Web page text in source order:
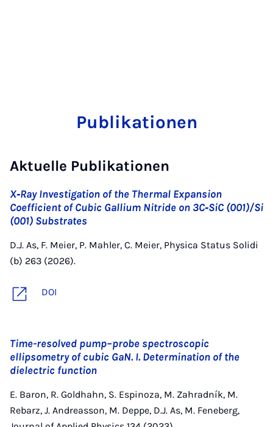
Publikationen
Aktuelle Publikationen
X‐Ray Investigation of the Thermal Expansion
Coefficient of Cubic Gallium Nitride on 3C‐SiC (001)/Si
(001) Substrates
D.J. As, F. Meier, P. Mahler, C. Meier, Physica Status Solidi
(b) 263 (2026).
DOI
Time-resolved pump–probe spectroscopic
ellipsometry of cubic GaN. I. Determination of the
dielectric function
E. Baron, R. Goldhahn, S. Espinoza, M. Zahradník, M.
Rebarz, J. Andreasson, M. Deppe, D.J. As, M. Feneberg,